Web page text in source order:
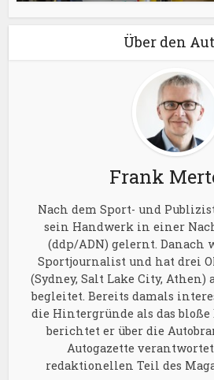
Über den
Frank
Nach dem Sport- und
sein Handwerk in einer
(ddp/ADN) gelernt. Danach
Sportjournalist und hat drei
(Sydney, Salt Lake City,
begleitet. Bereits damals
die Hintergründe als das bloße
berichtet er über die
Autogazette
redaktionellen Teil des